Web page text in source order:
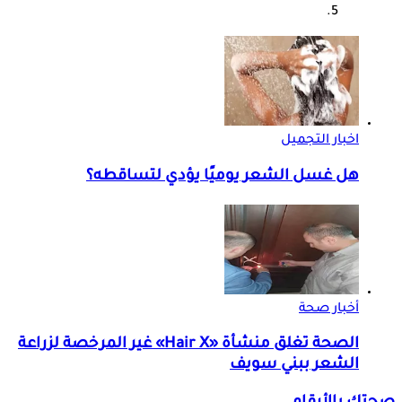
اخبار التجميل
هل غسل الشعر يوميًا يؤدي لتساقطه؟
أخبار صحة
الصحة تغلق منشأة «Hair X» غير المرخصة لزراعة
الشعر ببني سويف